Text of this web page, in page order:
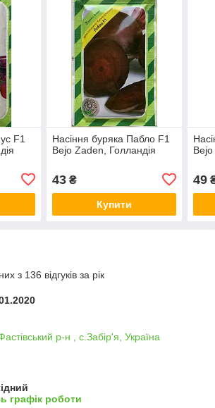
F1
Насіння буряка Пабло F1
Bejo Zaden, Голландія
43₴
Купити
49
з 136 відгуків за рік
р-н , с.Забір'я, Україна
графік роботи